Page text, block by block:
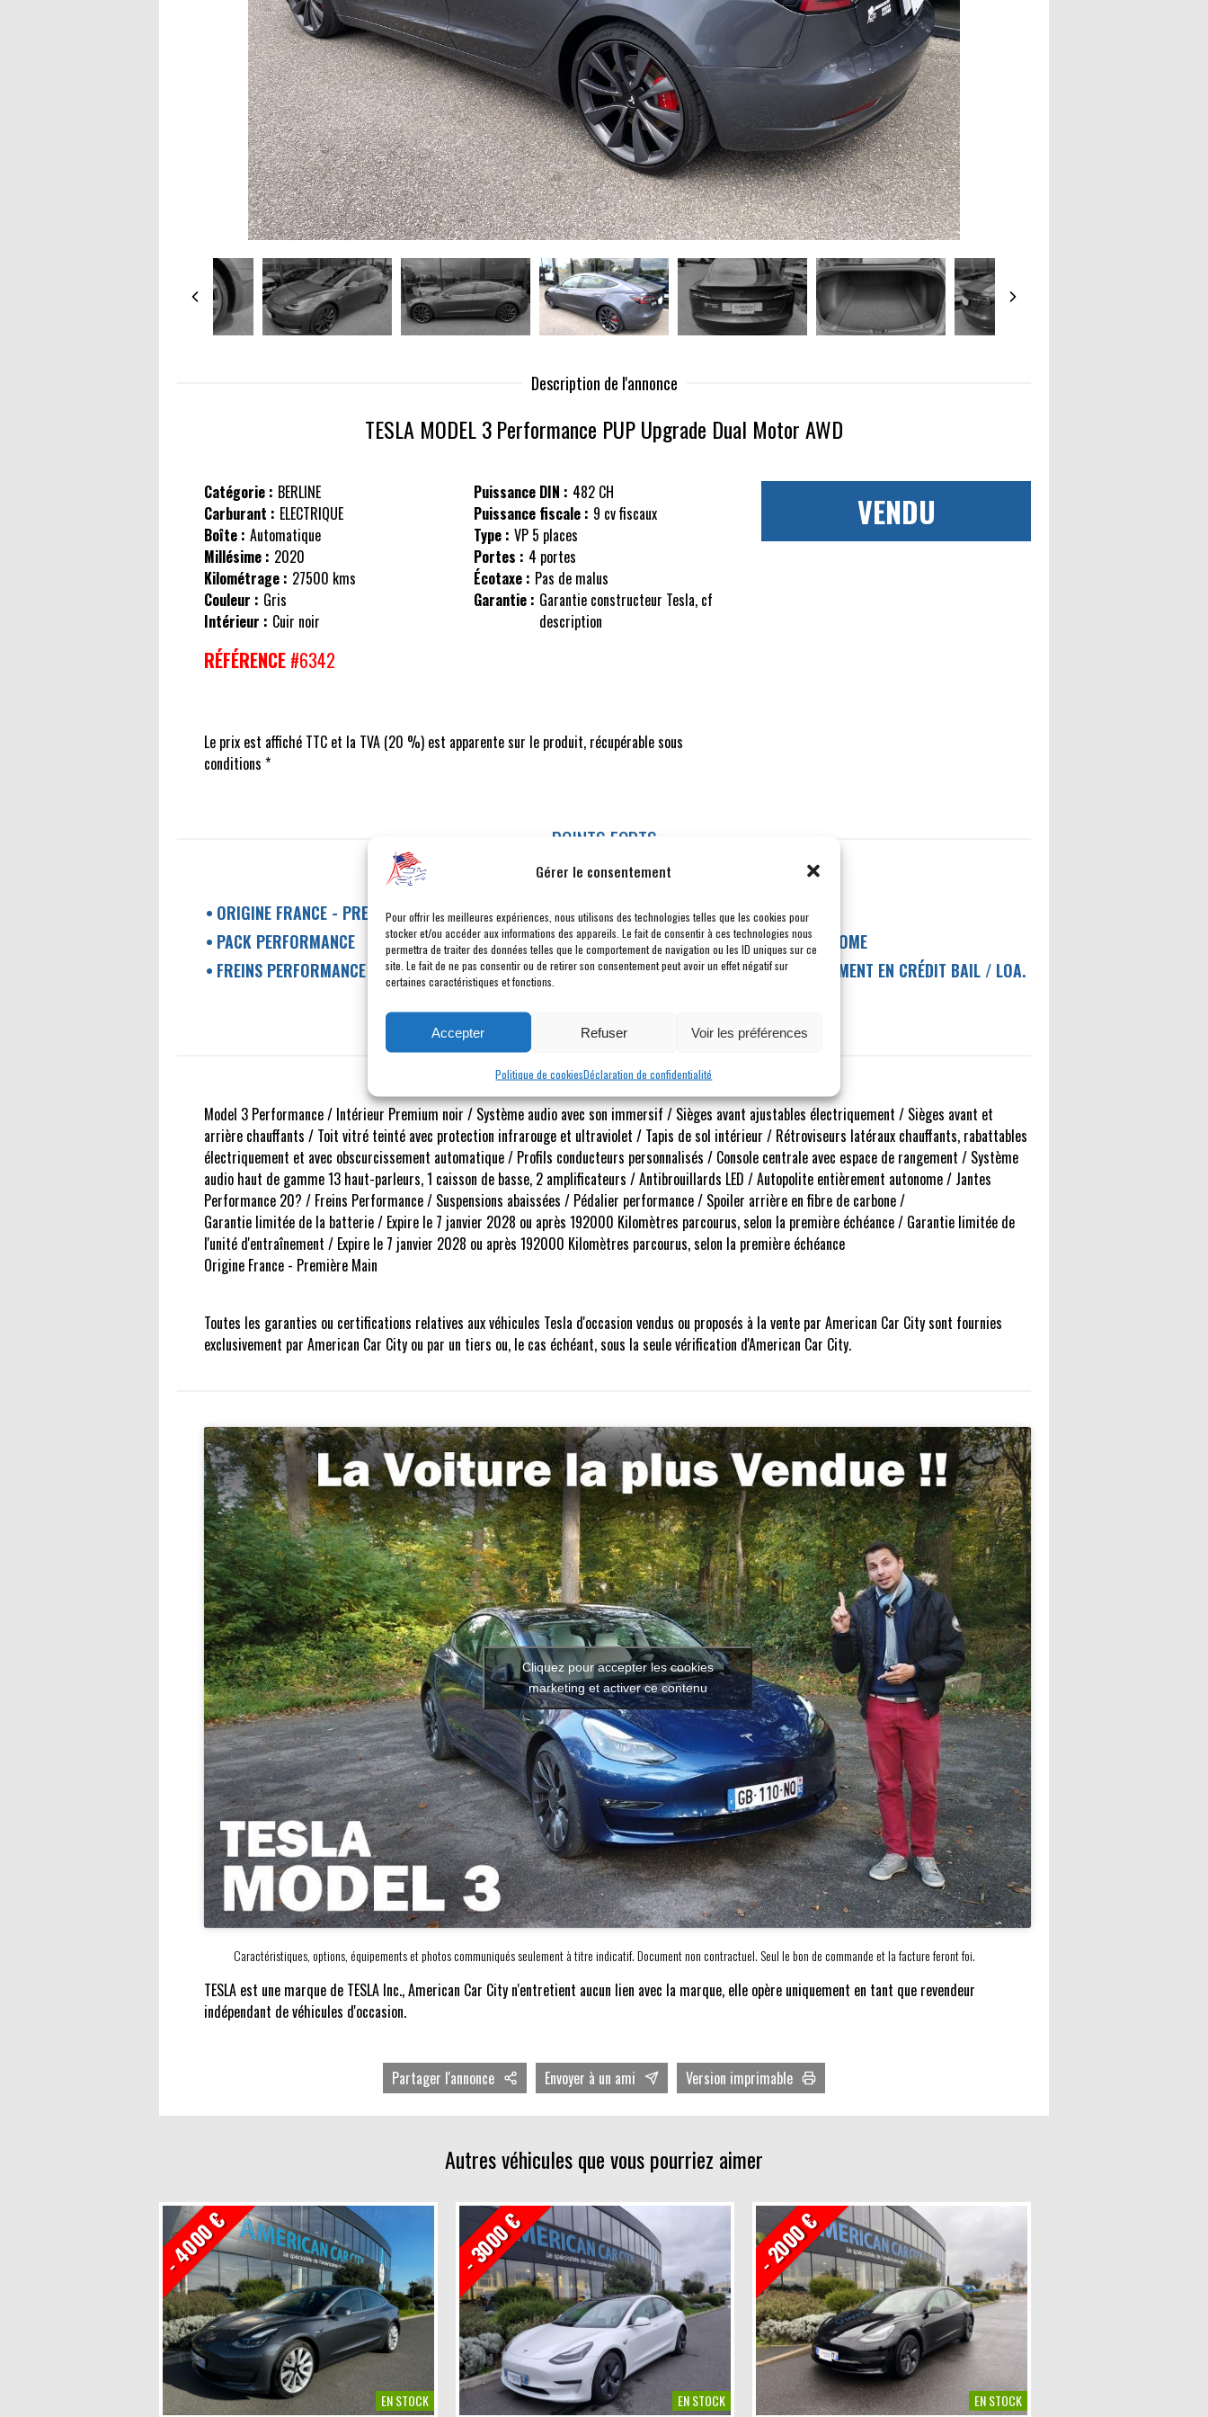
Gérer le consentement
Pour offrir les meilleures expériences, nous utilisons des technologies telles que les cookies pour
stocker et/ou accéder aux informations des appareils. Le fait de consentir à ces technologies nous
permettra de traiter des données telles que le comportement de navigation ou les ID uniques sur ce
site. Le fait de ne pas consentir ou de retirer son consentement peut avoir un effet négatif sur
certaines caractéristiques et fonctions.
Accepter Refuser Voir les préférences
Politique de cookiesDéclaration de confidentialité
Description de l'annonce
TESLA MODEL 3Performance PUP Upgrade Dual Motor AWD
Catégorie : BERLINE
Carburant : ELECTRIQUE
Boîte : Automatique
Millésime : 2020
Kilométrage : 27500 kms
Couleur : Gris
Intérieur : Cuir noir
Puissance DIN : 482 CH
Puissance fiscale : 9 cv fiscaux
Type : VP 5 places
Portes : 4 portes
Écotaxe : Pas de malus
Garantie : Garantie constructeur Tesla, cf
description
RÉFÉRENCE #6342
Le prix est affiché TTC et la TVA (20 %) est apparente sur le produit, récupérable sous
conditions *
VENDU
POINTS FORTS
ORIGINE FRANCE - PREMIÈRE MAIN
PACK PERFORMANCE
FREINS PERFORMANCE
JANTES PERFORMANCE 20″
PILOTAGE ENTIÈREMENT AUTONOME
VÉHICULE ÉLIGIBLE AU FINANCEMENT EN CRÉDIT BAIL / LOA.
Model 3 Performance / Intérieur Premium noir / Système audio avec son immersif / Sièges avant ajustables électriquement / Sièges avant et
arrière chauffants / Toit vitré teinté avec protection infrarouge et ultraviolet / Tapis de sol intérieur / Rétroviseurs latéraux chauffants, rabattables
électriquement et avec obscurcissement automatique / Profils conducteurs personnalisés / Console centrale avec espace de rangement / Système
audio haut de gamme 13 haut-parleurs, 1 caisson de basse, 2 amplificateurs / Antibrouillards LED / Autopolite entièrement autonome / Jantes
Performance 20? / Freins Performance / Suspensions abaissées / Pédalier performance / Spoiler arrière en fibre de carbone /
Garantie limitée de la batterie / Expire le 7 janvier 2028 ou après 192000 Kilomètres parcourus, selon la première échéance / Garantie limitée de
l'unité d'entraînement / Expire le 7 janvier 2028 ou après 192000 Kilomètres parcourus, selon la première échéance
Origine France - Première Main
Toutes les garanties ou certifications relatives aux véhicules Tesla d'occasion vendus ou proposés à la vente par American Car City sont fournies
exclusivement par American Car City ou par un tiers ou, le cas échéant, sous la seule vérification d'American Car City.
Cliquez pour accepter les cookies
marketing et activer ce contenu
Caractéristiques, options, équipements et photos communiqués seulement à titre indicatif. Document non contractuel. Seul le bon de commande et la facture feront foi.
TESLA est une marque de TESLA Inc., American Car City n'entretient aucun lien avec la marque, elle opère uniquement en tant que revendeur
indépendant de véhicules d'occasion.
Partager l'annonce
Envoyer à un ami
Version imprimable
Autres véhicules que vous pourriez aimer
- 4000 €
EN STOCK
- 3000 €
EN STOCK
- 2000 €
EN STOCK